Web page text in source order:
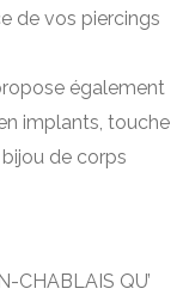
de vos piercings
également
implants, touche
de corps
CHABLAIS QU’